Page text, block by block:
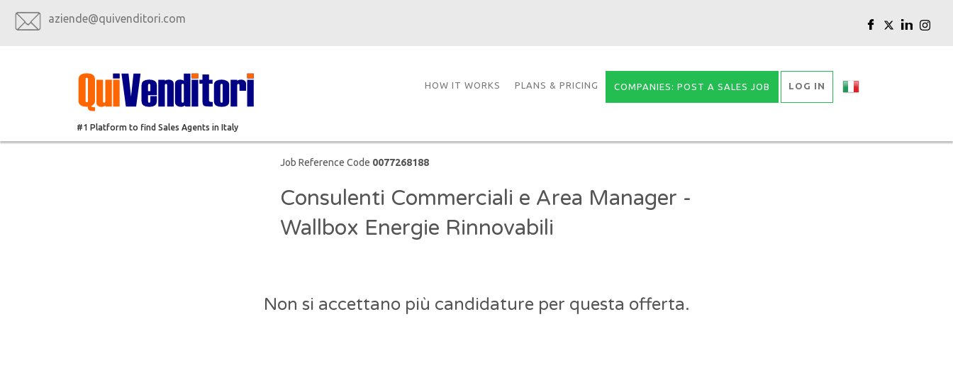
aziende@quivenditori.com
#1 Platform to find Sales Agents in Italy
HOW IT WORKS PLANS & PRICING COMPANIES: POST A SALES JOB LOG IN
Job Reference Code 0077268188
Consulenti Commerciali e Area Manager -
Wallbox Energie Rinnovabili
Non si accettano più candidature per questa offerta.